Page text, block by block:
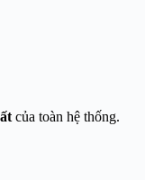
của toàn hệ thống.